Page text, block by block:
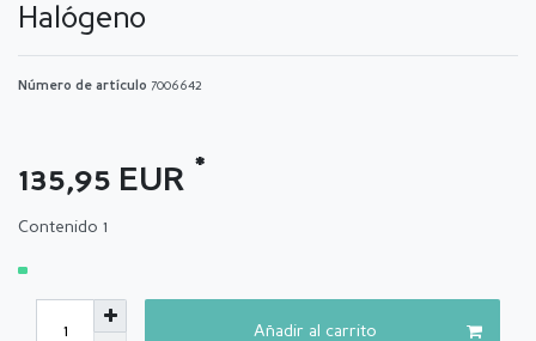
Halógeno
Número de artículo 7006642
135,95 EUR *
Contenido 1
Añadir al carrito